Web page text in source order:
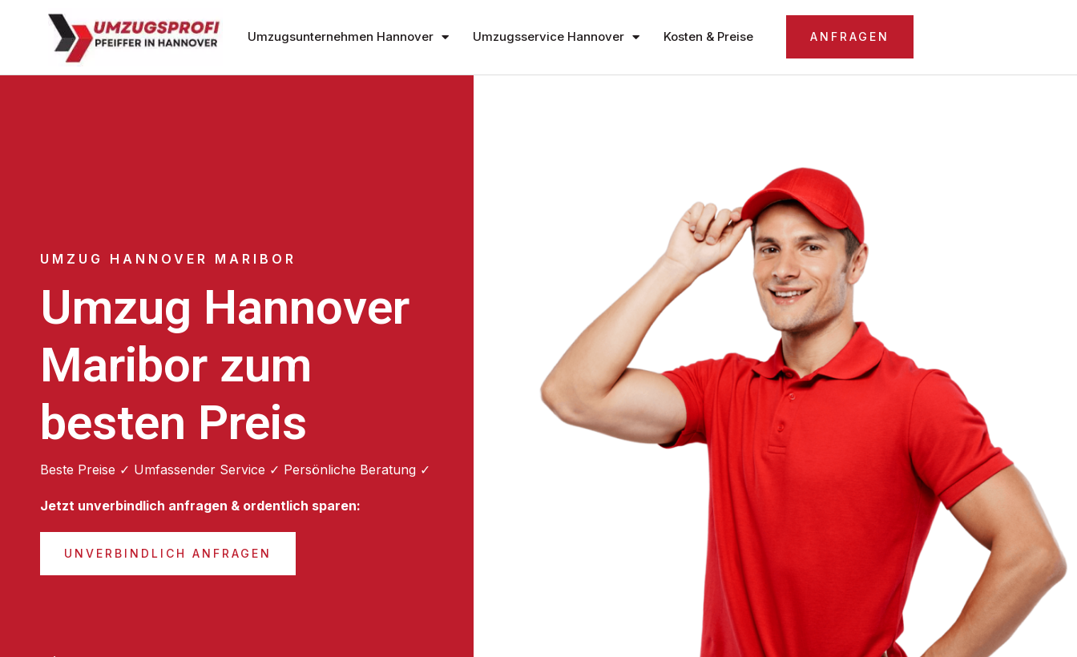
Umzugsunternehmen Hannover Umzugsservice Hannover Kosten & Preise ANFRAGEN
UMZUG HANNOVER MARIBOR
Umzug Hannover
Maribor zum
besten Preis
Beste Preise ✓ Umfassender Service ✓ Persönliche Beratung ✓
Jetzt unverbindlich anfragen & ordentlich sparen:
UNVERBINDLICH ANFRAGEN